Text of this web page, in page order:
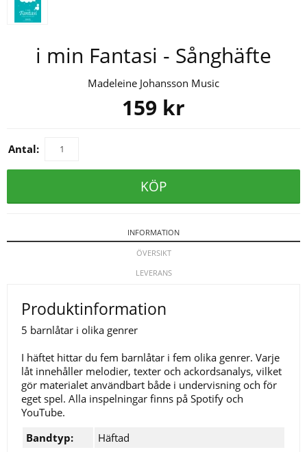
i min Fantasi - Sånghäfte
Madeleine Johansson Music
159 kr
Antal:
KÖP
INFORMATION
ÖVERSIKT
LEVERANS
Produktinformation
5 barnlåtar i olika genrer
I häftet hittar du fem barnlåtar i fem olika genrer. Varje
låt innehåller melodier, texter och ackordsanalys, vilket
gör materialet användbart både i undervisning och för
eget spel. Alla inspelningar finns på Spotify och
YouTube.
Bandtyp:
Häftad